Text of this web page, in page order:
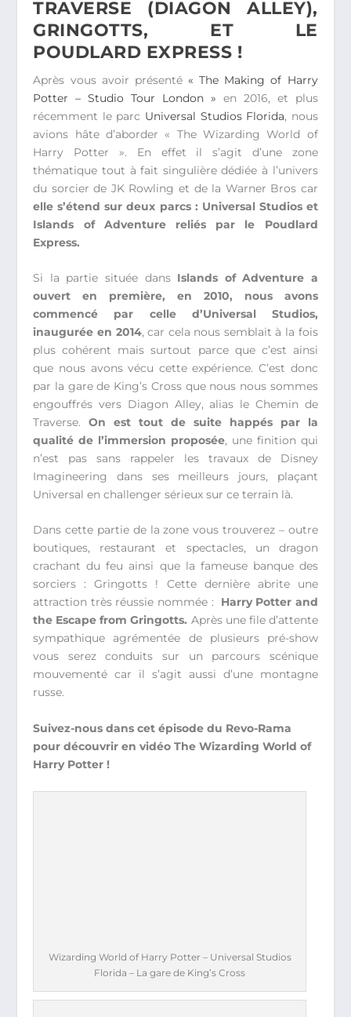
TRAVERSE (DIAGON ALLEY),
GRINGOTTS, ET LE
POUDLARD EXPRESS !
Après vous avoir présenté « The Making of Harry
Potter – Studio Tour London » en 2016, et plus
récemment le parc Universal Studios Florida, nous
avions hâte d’aborder « The Wizarding World of
Harry Potter ». En effet il s’agit d’une zone
thématique tout à fait singulière dédiée à l’univers
du sorcier de JK Rowling et de la Warner Bros car
elle s’étend sur deux parcs : Universal Studios et
Islands of Adventure reliés par le Poudlard
Express.
Si la partie située dans Islands of Adventure a
ouvert en première, en 2010, nous avons
commencé par celle d’Universal Studios,
inaugurée en 2014, car cela nous semblait à la fois
plus cohérent mais surtout parce que c’est ainsi
que nous avons vécu cette expérience. C’est donc
par la gare de King’s Cross que nous nous sommes
engouffrés vers Diagon Alley, alias le Chemin de
Traverse.On est tout de suite happés par la
qualité de l’immersion proposée, une finition qui
n’est pas sans rappeler les travaux de Disney
Imagineering dans ses meilleurs jours, plaçant
Universal en challenger sérieux sur ce terrain là.
Dans cette partie de la zone vous trouverez – outre
boutiques, restaurant et spectacles, un dragon
crachant du feu ainsi que la fameuse banque des
sorciers : Gringotts ! Cette dernière abrite une
attraction très réussie nommée : Harry Potter and
the Escape from Gringotts. Après une file d’attente
sympathique agrémentée de plusieurs pré-show
vous serez conduits sur un parcours scénique
mouvementé car il s’agit aussi d’une montagne
russe.
Suivez-nous dans cet épisode du Revo-Rama
pour découvrir en vidéo The Wizarding World of
Harry Potter !
Wizarding World of Harry Potter – Universal Studios
Florida – La gare de King’s Cross